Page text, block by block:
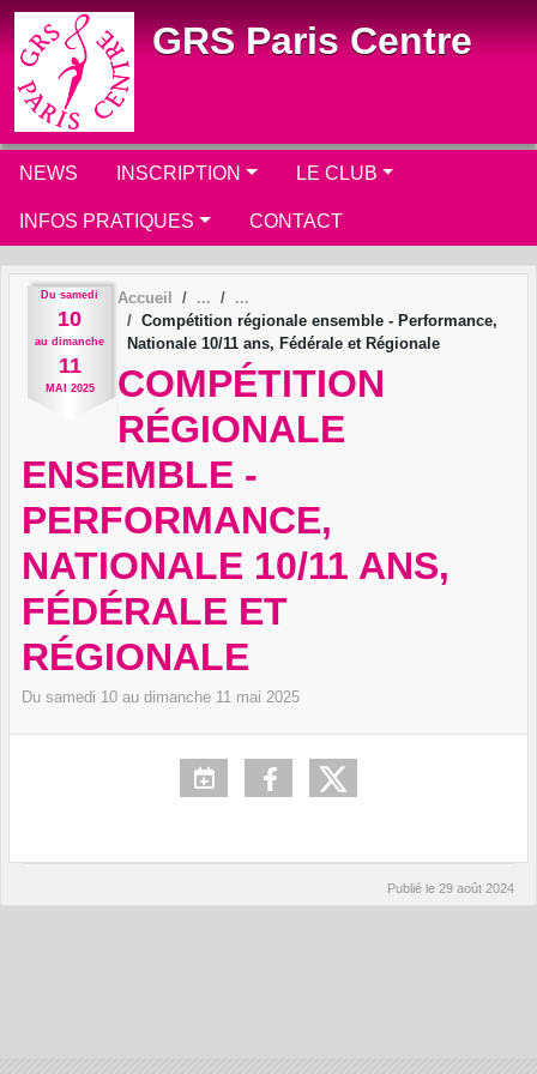
GRS Paris Centre
NEWS INSCRIPTION LE CLUB
INFOS PRATIQUES CONTACT
Du samedi
10
au dimanche
11
MAI 2025
Accueil
Compétition régionale ensemble - Performance,
Nationale 10/11 ans, Fédérale et Régionale
COMPÉTITION
RÉGIONALE
ENSEMBLE -
PERFORMANCE,
NATIONALE 10/11 ANS,
FÉDÉRALE ET
RÉGIONALE
Du samedi 10 au dimanche 11 mai 2025
Publié le 29 août 2024
Panneau de gestion des cookies